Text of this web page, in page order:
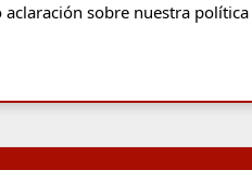
aclaración sobre nuestra